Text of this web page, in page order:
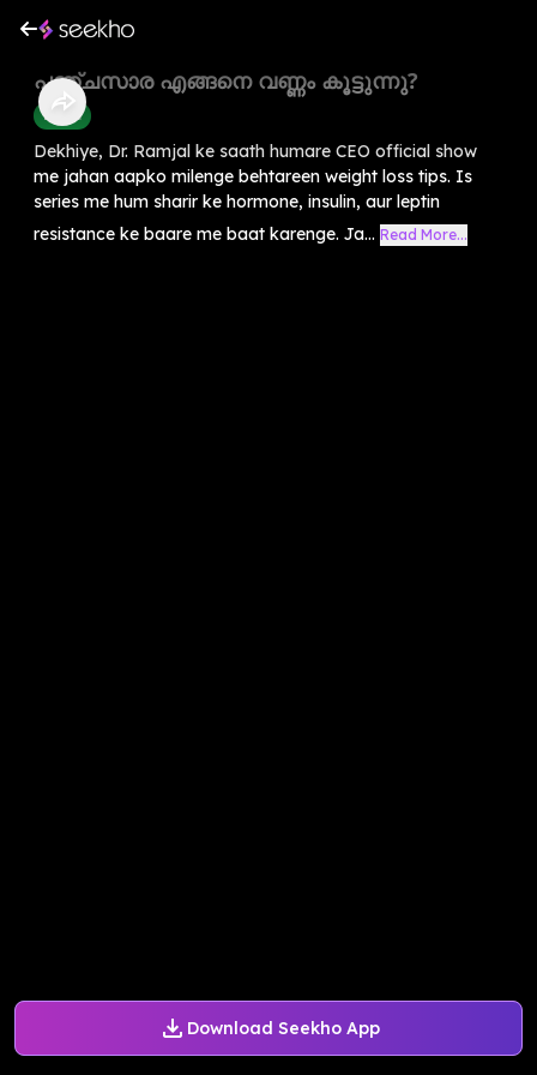
Download Seekho App
പഞ്ചസാര എങ്ങനെ വണ്ണം കൂട്ടുന്നു?
Health
Dekhiye, Dr. Ramjal ke saath humare CEO official show
me jahan aapko milenge behtareen weight loss tips. Is
series me hum sharir ke hormone, insulin, aur leptin
resistance ke baare me baat karenge. Ja... Read More...